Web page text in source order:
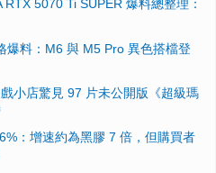
5070 Ti SUPER 爆料總整理：
爆料：M6 與 M5 Pro 異色搭檔登
小店驚見 97 片未公開版《超級瑪
：增速約為黑膠 7 倍，但購買者